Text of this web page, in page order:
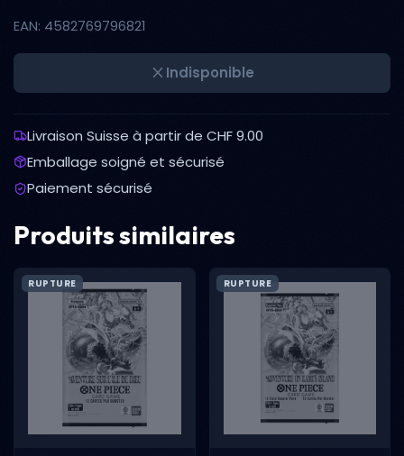
EAN: 4582769796821
Indisponible
Livraison Suisse à partir de CHF 9.00
Emballage soigné et sécurisé
Paiement sécurisé
Produits similaires
RUPTURE RUPTURE